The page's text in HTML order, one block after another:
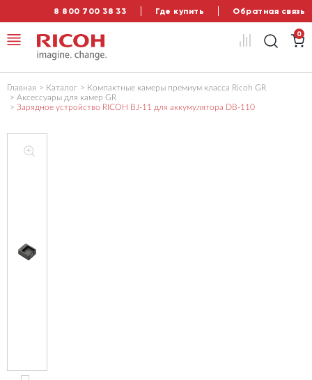
8 800 700 38 33 Где купить Обратная связь
0
Главная Каталог
Компактные камеры премиум класса Ricoh GR
Аксессуары для камер GR
Зарядное устройство RICOH BJ-11 для аккумулятора DB-110